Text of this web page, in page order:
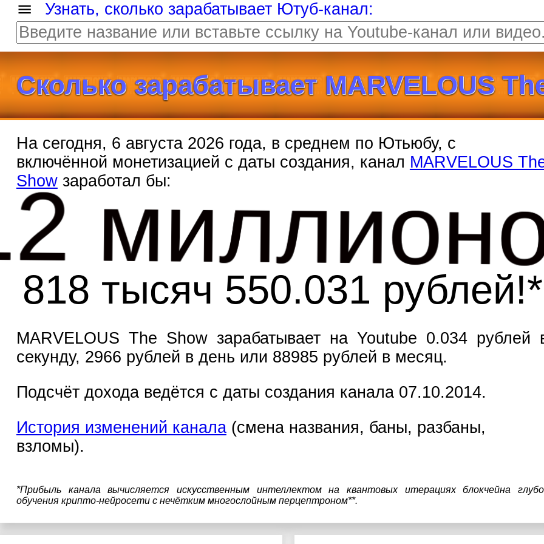
Узнать, сколько зарабатывает Ютуб-канал:
Сколько зарабатывает MARVELOUS
На сегодня, 6 августа 2026 года, в среднем по Ютьюбу, с
включённой монетизацией с даты создания, канал MARVELOUS
Showзаработал бы:
818 тысяч 550.041 рублей!*
MARVELOUS The Show зарабатывает на Youtube 0.034 рублей
секунду, 2966 рублей в день или 88985 рублей в месяц.
Подсчёт дохода ведётся с даты создания канала 07.10.2014.
История изменений канала(смена названия, баны, разбаны,
взломы).
*Прибыль канала вычисляется искусственным интеллектом на квантовых итерациях блокчейна
обучения крипто-нейросети с нечётким многослойным перцептроном**.